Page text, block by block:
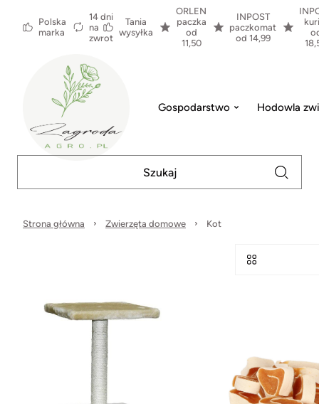
Polska
marka
14 dni
na
zwrot
Tania
wysyłka
ORLEN
paczka
od
11,50
INPOST
paczkomat
od 14,99
Gospodarstwo Hodowla
Strona główna Zwierzęta domowe Kot